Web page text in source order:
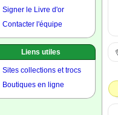
Signer le Livre d'or
Contacter l'équipe
Liens utiles
Sites collections et trocs
Boutiques en ligne